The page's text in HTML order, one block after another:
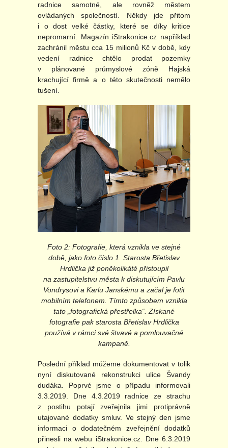
radnice samotné, ale rovněž městem
ovládaných společností. Někdy jde přitom
i o dost velké částky, které se díky kritice
nepromarní. Magazín iStrakonice.cz například
zachránil městu cca 15 milionů Kč v době, kdy
vedení radnice chtělo prodat pozemky
v plánované průmyslové zóně Hajská
krachující firmě a o této skutečnosti nemělo
tušení.
Foto 2: Fotografie, která vznikla ve stejné
době, jako foto číslo 1. Starosta Břetislav
Hrdlička již poněkolikáté přistoupil
na zastupitelstvu města k diskutujícím Pavlu
Vondrysovi a Karlu Janskému a začal je fotit
mobilním telefonem. Tímto způsobem vznikla
tato „fotografická přestřelka“. Získané
fotografie pak starosta Břetislav Hrdlička
používá v rámci své štvavé a pomlouvačné
kampaně.
Poslední příklad můžeme dokumentovat v tolik
nyní diskutované rekonstrukci ulice Švandy
dudáka. Poprvé jsme o případu informovali
3.3.2019. Dne 4.3.2019 radnice ze strachu
z postihu potají zveřejnila jimi protiprávně
utajované dodatky smluv. Ve stejný den jsme
informaci o dodatečném zveřejnění dodatků
přinesli na webu iStrakonice.cz. Dne 6.3.2019